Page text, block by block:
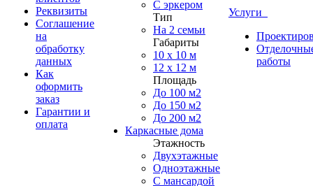
Реквизиты
Соглашение
на
обработку
данных
Как
оформить
заказ
Гарантии и
оплата
С эркером
Тип
На 2 семьи
Габариты
10 x 10 м
12 x 12 м
Площадь
До 100 м2
До 150 м2
До 200 м2
Каркасные дома
Этажность
Двухэтажные
Одноэтажные
С мансардой
Услуги
работы